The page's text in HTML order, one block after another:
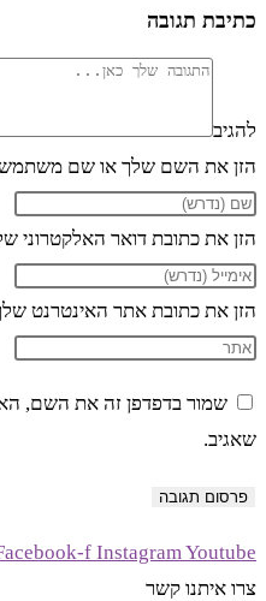
כתיבת תגובה
להגיב
הזן את השם שלך או שם משתמש
הזן את כתובת דואר האלקטרוני
הזן את כתובת אתר האינטרנט
שמור בדפדפן זה את השם,
שאגיב.
f InstagramYoutube
צרו איתנו קשר